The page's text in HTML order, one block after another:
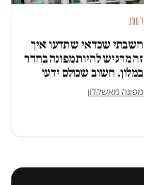
דעות
חשבתי שכדאי שתדעו איך
זה מרגיש להיות מפונה בחדר
במלון. חשוב שכולם ידעו
מפונה מאשקלון